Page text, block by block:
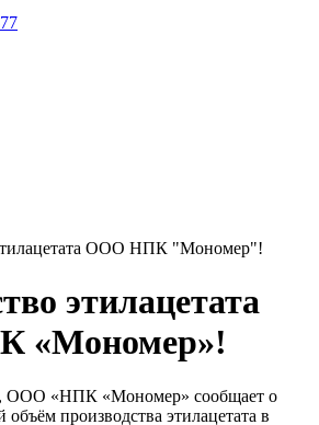
ООО НПК "Мономер"!
этилацетата
«Мономер»!
ООО «НПК «Мономер» сообщает о
производства этилацетата в